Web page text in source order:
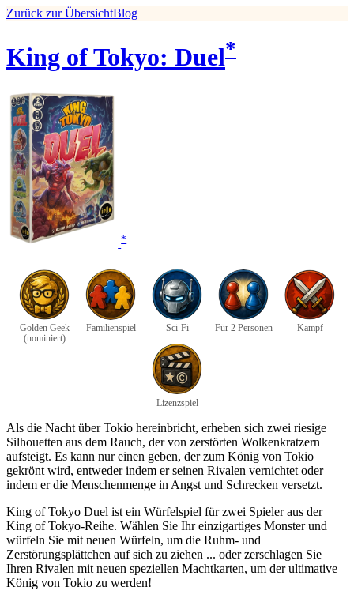
Zurück zur ÜbersichtBlog
King of Tokyo: Duel*
*
Golden Geek
(nominiert)
Familienspiel Sci-Fi Für 2 Personen Kampf
Lizenzspiel
Als die Nacht über Tokio hereinbricht, erheben sich zwei riesige
Silhouetten aus dem Rauch, der von zerstörten Wolkenkratzern
aufsteigt. Es kann nur einen geben, der zum König von Tokio
gekrönt wird, entweder indem er seinen Rivalen vernichtet oder
indem er die Menschenmenge in Angst und Schrecken versetzt.
King of Tokyo Duel ist ein Würfelspiel für zwei Spieler aus der
King of Tokyo-Reihe. Wählen Sie Ihr einzigartiges Monster und
würfeln Sie mit neuen Würfeln, um die Ruhm- und
Zerstörungsplättchen auf sich zu ziehen ... oder zerschlagen Sie
Ihren Rivalen mit neuen speziellen Machtkarten, um der ultimative
König von Tokio zu werden!